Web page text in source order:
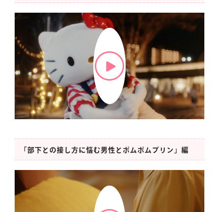
「部下との接し方に悩む男性とポムポムプリン」編